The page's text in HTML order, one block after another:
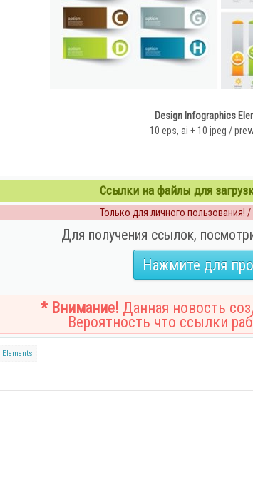
Design Infographics
10 eps, ai + 10 jpeg /
Ссылки на файлы для
Только для личного пользования!
Для получения ссылок,
Нажмите для
* Внимание! Данная новость
Вероятность что ссылки
Elements